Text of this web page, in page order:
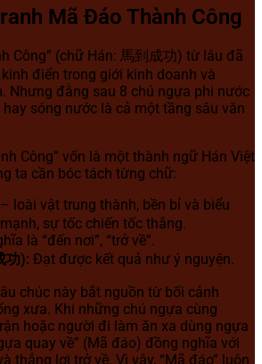
Mã Đáo Thành Công
Công” (chữ Hán: 馬到成功) từ lâu đã
điển trong giới kinh doanh và
Nhưng đằng sau 8 chú ngựa phi nước
sóng nước là cả một tầng sâu văn
Công” vốn là một thành ngữ Hán Việt
ta cần bóc tách từng chữ:
loài vật trung thành, bền bỉ và biểu
sự tốc chiến tốc thắng.
là “đến nơi”, “trở về”.
功): Đạt được kết quả như ý nguyện.
chúc này bắt nguồn từ bối cảnh
xưa. Khi những chú ngựa cùng
hoặc người đi làm ăn xa dùng ngựa
quay về” (Mã đáo) đồng nghĩa với
thắng lợi trở về. Vì vậy, “Mã đáo” luôn